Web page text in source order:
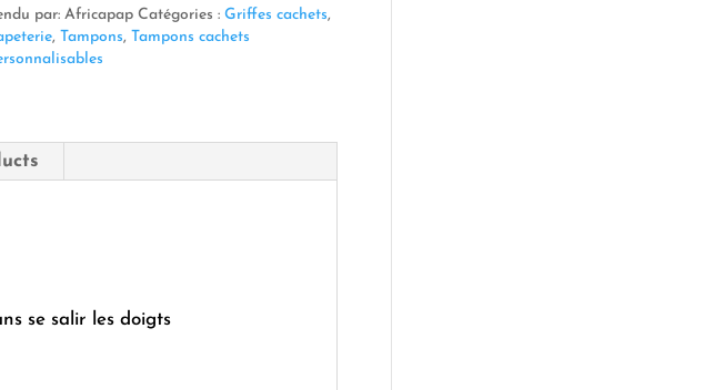
par: Africapap Catégories : Griffes cachets,
, Tampons, Tampons cachets
se salir les doigts